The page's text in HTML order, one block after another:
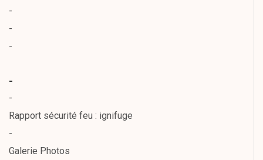
Arbres géants
Décorations de Noel
Noël décoré
-
-
-
-
-
Rapport sécurité feu : ignifuge
-
Galerie Photos